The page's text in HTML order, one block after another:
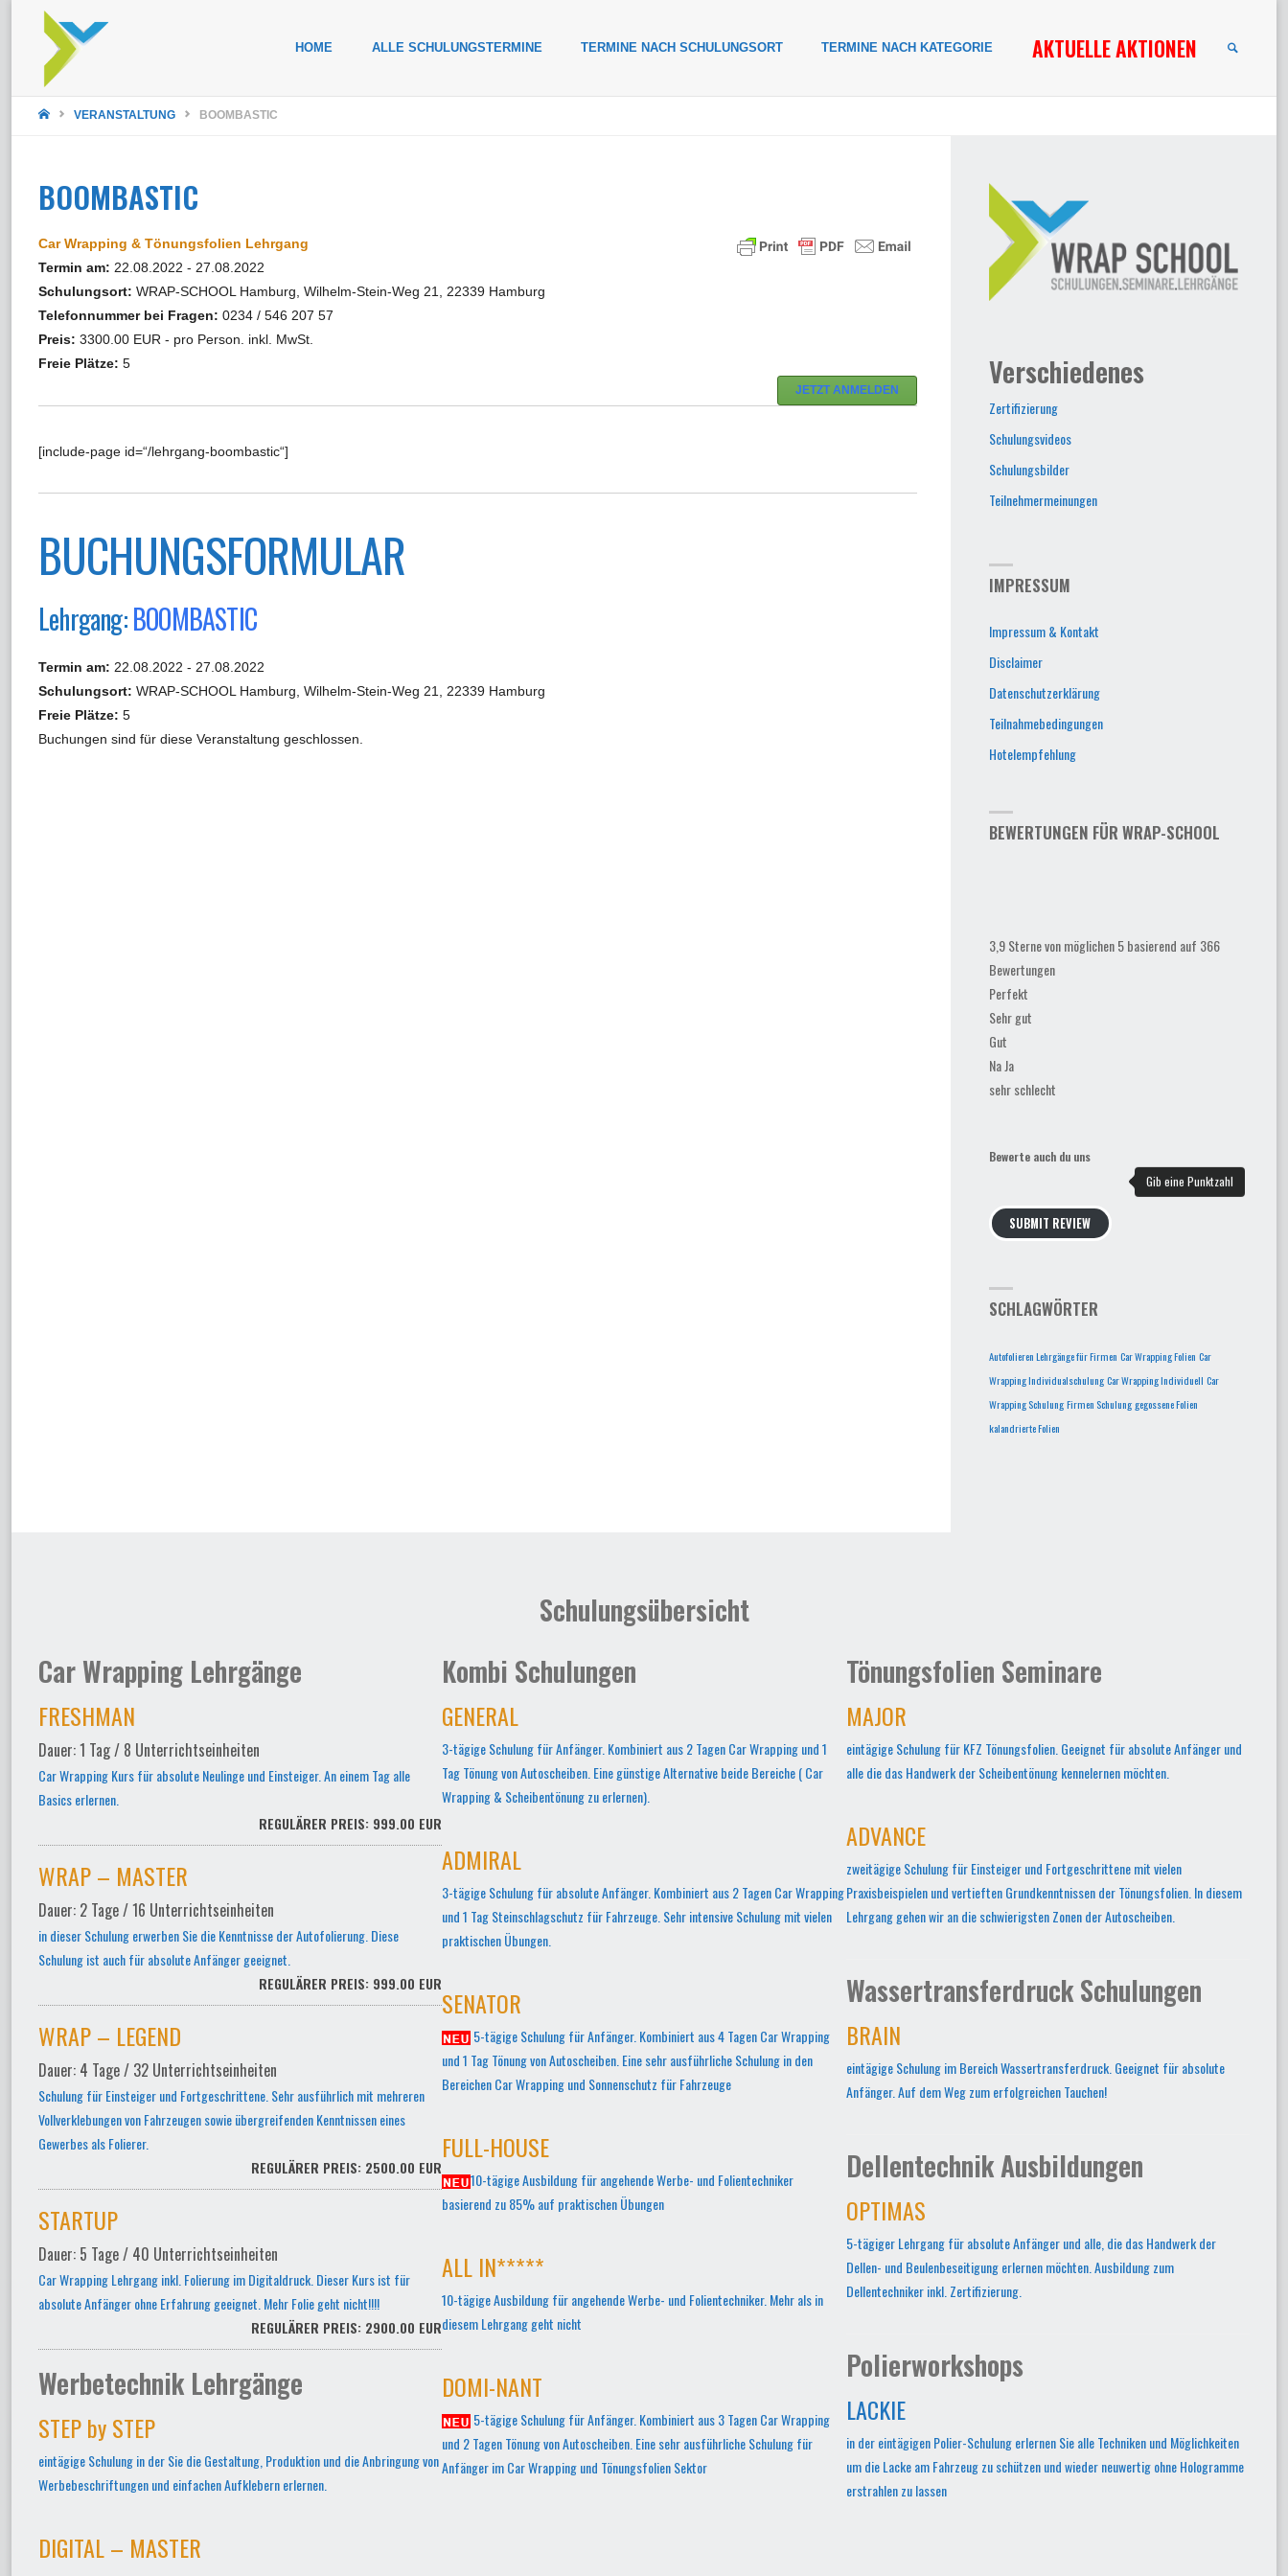
HOME ALLE SCHULUNGSTERMINE TERMINE NACH SCHULUNGSORT TERMINE NACH KATEGORIE AKTUELLE AKTIONEN
STARTSEITE
VERANSTALTUNG BOOMBASTIC
BOOMBASTIC
Car Wrapping & Tönungsfolien Lehrgang
Termin am: 22.08.2022 - 27.08.2022
Schulungsort: WRAP-SCHOOL Hamburg, Wilhelm-Stein-Weg 21, 22339 Hamburg
Telefonnummer bei Fragen: 0234 / 546 207 57
Preis: 3300.00 EUR - pro Person. inkl. MwSt.
Freie Plätze: 5
JETZT ANMELDEN
[include-page id=“/lehrgang-boombastic“]
BUCHUNGSFORMULAR
Lehrgang:BOOMBASTIC
Termin am: 22.08.2022 - 27.08.2022
Schulungsort: WRAP-SCHOOL Hamburg, Wilhelm-Stein-Weg 21, 22339 Hamburg
Freie Plätze: 5
Buchungen sind für diese Veranstaltung geschlossen.
Verschiedenes
Zertifizierung
Schulungsvideos
Schulungsbilder
Teilnehmermeinungen
IMPRESSUM
Impressum & Kontakt
Disclaimer
Datenschutzerklärung
Teilnahmebedingungen
Hotelempfehlung
BEWERTUNGEN FÜR WRAP-SCHOOL
3,9 Sterne von möglichen 5 basierend auf 366
Bewertungen
Perfekt
Sehr gut
Gut
Na Ja
sehr schlecht
Bewerte auch du uns
SUBMIT REVIEW
SCHLAGWÖRTER
Autofolieren Lehrgänge für Firmen Car Wrapping Folien Car
Wrapping Individualschulung Car Wrapping Individuell Car
Wrapping Schulung Firmen Schulung gegossene Folien
kalandrierte Folien
Schulungsübersicht
Car Wrapping Lehrgänge
FRESHMAN
Dauer: 1 Tag / 8 Unterrichtseinheiten
Car Wrapping Kurs für absolute Neulinge und Einsteiger. An einem Tag alle
Basics erlernen.
REGULÄRER PREIS: 999.00 EUR
WRAP – MASTER
Dauer: 2 Tage / 16 Unterrichtseinheiten
in dieser Schulung erwerben Sie die Kenntnisse der Autofolierung. Diese
Schulung ist auch für absolute Anfänger geeignet.
REGULÄRER PREIS: 999.00 EUR
WRAP – LEGEND
Dauer: 4 Tage / 32 Unterrichtseinheiten
Schulung für Einsteiger und Fortgeschrittene. Sehr ausführlich mit mehreren
Vollverklebungen von Fahrzeugen sowie übergreifenden Kenntnissen eines
Gewerbes als Folierer.
REGULÄRER PREIS: 2500.00 EUR
STARTUP
Dauer: 5 Tage / 40 Unterrichtseinheiten
Car Wrapping Lehrgang inkl. Folierung im Digitaldruck. Dieser Kurs ist für
absolute Anfänger ohne Erfahrung geeignet. Mehr Folie geht nicht!!!!
REGULÄRER PREIS: 2900.00 EUR
Werbetechnik Lehrgänge
STEP by STEP
eintägige Schulung in der Sie die Gestaltung, Produktion und die Anbringung von
Werbebeschriftungen und einfachen Aufklebern erlernen.
DIGITAL – MASTER
Kombi Schulungen
GENERAL
3-tägige Schulung für Anfänger. Kombiniert aus 2 Tagen Car Wrapping und 1
Tag Tönung von Autoscheiben. Eine günstige Alternative beide Bereiche ( Car
Wrapping & Scheibentönung zu erlernen).
ADMIRAL
3-tägige Schulung für absolute Anfänger. Kombiniert aus 2 Tagen Car Wrapping
und 1 Tag Steinschlagschutz für Fahrzeuge. Sehr intensive Schulung mit vielen
praktischen Übungen.
SENATOR
5-tägige Schulung für Anfänger. Kombiniert aus 4 Tagen Car Wrapping
und 1 Tag Tönung von Autoscheiben. Eine sehr ausführliche Schulung in den
Bereichen Car Wrapping und Sonnenschutz für Fahrzeuge
FULL-HOUSE
10-tägige Ausbildung für angehende Werbe- und Folientechniker
basierend zu 85% auf praktischen Übungen
ALL IN*****
10-tägige Ausbildung für angehende Werbe- und Folientechniker. Mehr als in
diesem Lehrgang geht nicht
DOMI-NANT
5-tägige Schulung für Anfänger. Kombiniert aus 3 Tagen Car Wrapping
und 2 Tagen Tönung von Autoscheiben. Eine sehr ausführliche Schulung für
Anfänger im Car Wrapping und Tönungsfolien Sektor
Tönungsfolien Seminare
MAJOR
eintägige Schulung für KFZ Tönungsfolien. Geeignet für absolute Anfänger und
alle die das Handwerk der Scheibentönung kennelernen möchten.
ADVANCE
zweitägige Schulung für Einsteiger und Fortgeschrittene mit vielen
Praxisbeispielen und vertieften Grundkenntnissen der Tönungsfolien. In diesem
Lehrgang gehen wir an die schwierigsten Zonen der Autoscheiben.
Wassertransferdruck Schulungen
BRAIN
eintägige Schulung im Bereich Wassertransferdruck. Geeignet für absolute
Anfänger. Auf dem Weg zum erfolgreichen Tauchen!
Dellentechnik Ausbildungen
OPTIMAS
5-tägiger Lehrgang für absolute Anfänger und alle, die das Handwerk der
Dellen- und Beulenbeseitigung erlernen möchten. Ausbildung zum
Dellentechniker inkl. Zertifizierung.
Polierworkshops
LACKIE
in der eintägigen Polier-Schulung erlernen Sie alle Techniken und Möglichkeiten
um die Lacke am Fahrzeug zu schützen und wieder neuwertig ohne Hologramme
erstrahlen zu lassen